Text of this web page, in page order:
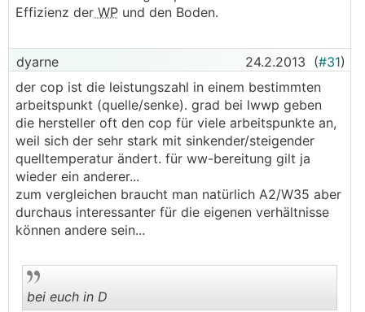
Effizienz der WP und den Boden.
dyarne 24.2.2013 (#31)
der cop ist die leistungszahl in einem bestimmten
arbeitspunkt (quelle/senke). grad bei lwwp geben
die hersteller oft den cop für viele arbeitspunkte an,
weil sich der sehr stark mit sinkender/steigender
quelltemperatur ändert. für ww-bereitung gilt ja
wieder ein anderer...
zum vergleichen braucht man natürlich A2/W35 aber
durchaus interessanter für die eigenen verhältnisse
können andere sein...
bei euch in D